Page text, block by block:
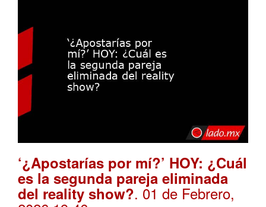
‘¿Apostarías por mí?’ HOY: ¿Cuál
es la segunda pareja eliminada
del reality show?. 01 de Febrero,